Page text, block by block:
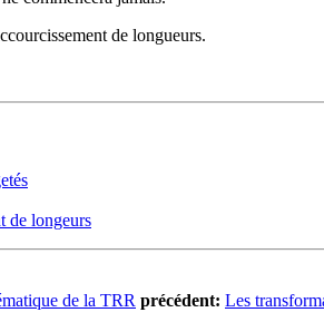
de longueurs.
de longeurs
de la TRR précédent: Les